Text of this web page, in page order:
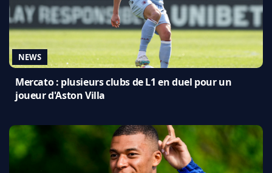
NEWS
Mercato : plusieurs clubs de L1 en duel pour un
joueur d'Aston Villa